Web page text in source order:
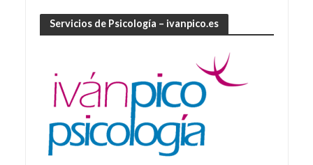
Servicios de Psicología – ivanpico.es